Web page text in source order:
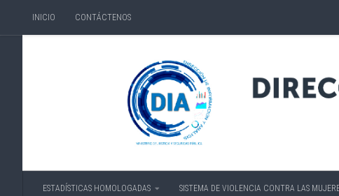
Skip to content
INICIO CONTÁCTENOS
ESTADÍSTICAS HOMOLOGADAS SISTEMA DE VIOLENCIA CONTRA LAS